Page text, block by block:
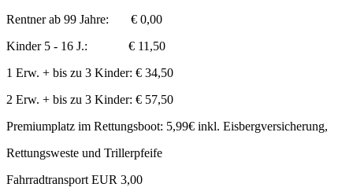
Rentner ab 99 Jahre: € 0,00
Kinder 5 - 16 J.: € 11,50
1 Erw. + bis zu 3 Kinder: € 34,50
2 Erw. + bis zu 3 Kinder: € 57,50
Premiumplatz im Rettungsboot: 5,99€ inkl. Eisbergversicherung,
Rettungsweste und Trillerpfeife
Fahrradtransport EUR 3,00